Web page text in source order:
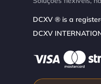
DCXV ® is a
DCXV